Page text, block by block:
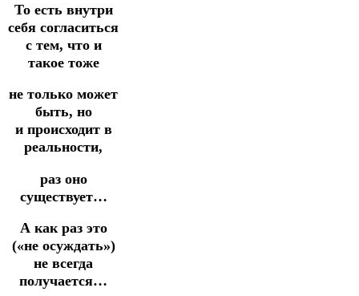
То есть внутри
себя согласиться
с тем, что и
такое тоже
не только может
быть, но
и происходит в
реальности,
раз оно
существует…
А как раз это
(«не осуждать»)
не всегда
получается…